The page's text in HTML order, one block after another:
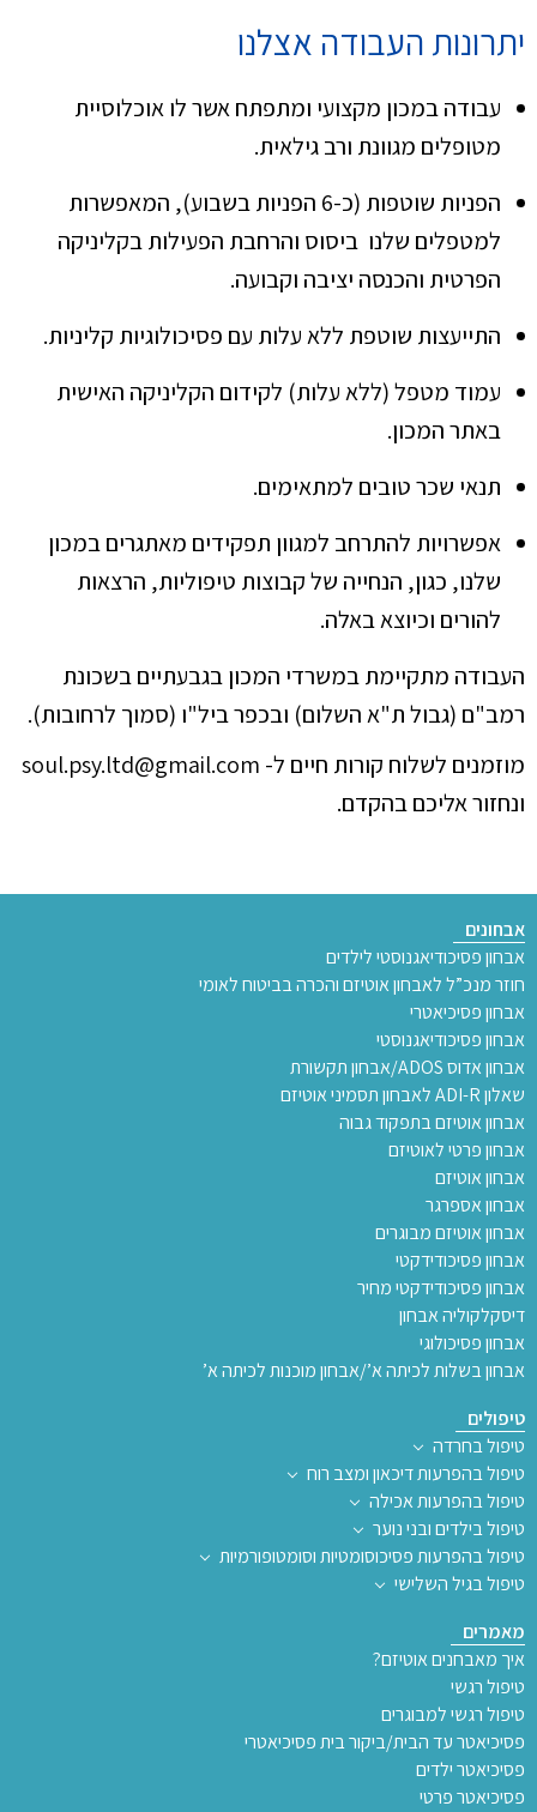
יתרונות העבודה אצלנו
עבודה במכון מקצועי ומתפתח אשר לו אוכלוסיית
מטופלים מגוונת ורב גילאית.
הפניות שוטפות (כ-6 הפניות בשבוע), המאפשרות
למטפלים שלנו ביסוס והרחבת הפעילות בקליניקה
הפרטית והכנסה יציבה וקבועה.
התייעצות שוטפת ללא עלות עם פסיכולוגיות קליניות.
עמוד מטפל (ללא עלות) לקידום הקליניקה האישית
באתר המכון.
תנאי שכר טובים למתאימים.
אפשרויות להתרחב למגוון תפקידים מאתגרים במכון
שלנו, כגון, הנחייה של קבוצות טיפוליות, הרצאות
להורים וכיוצא באלה.
העבודה מתקיימת במשרדי המכון בגבעתיים בשכונת
רמב"ם (גבול ת"א השלום) ובכפר ביל"ו (סמוך לרחובות).
מוזמנים לשלוח קורות חיים ל- soul.psy.ltd@gmail.com
ונחזור אליכם בהקדם.
אבחונים
אבחון פסיכודיאגנוסטי לילדים
חוזר מנכ”ל לאבחון אוטיזם והכרה בביטוח לאומי
אבחון פסיכיאטרי
אבחון פסיכודיאגנוסטי
אבחון אדוס ADOS/אבחון תקשורת
שאלון ADI-R לאבחון תסמיני אוטיזם
אבחון אוטיזם בתפקוד גבוה
אבחון פרטי לאוטיזם
אבחון אוטיזם
אבחון אספרגר
אבחון אוטיזם מבוגרים
אבחון פסיכודידקטי
אבחון פסיכודידקטי מחיר
דיסקלקוליה אבחון
אבחון פסיכולוגי
אבחון בשלות לכיתה א’/אבחון מוכנות לכיתה א’
טיפולים
טיפול בחרדה
טיפול בהפרעות דיכאון ומצב רוח
טיפול בהפרעות אכילה
טיפול בילדים ובני נוער
טיפול בהפרעות פסיכוסומטיות וסומטופורמיות
טיפול בגיל השלישי
מאמרים
איך מאבחנים אוטיזם?
טיפול רגשי
טיפול רגשי למבוגרים
פסיכיאטר עד הבית/ביקור בית פסיכיאטרי
פסיכיאטר ילדים
פסיכיאטר פרטי